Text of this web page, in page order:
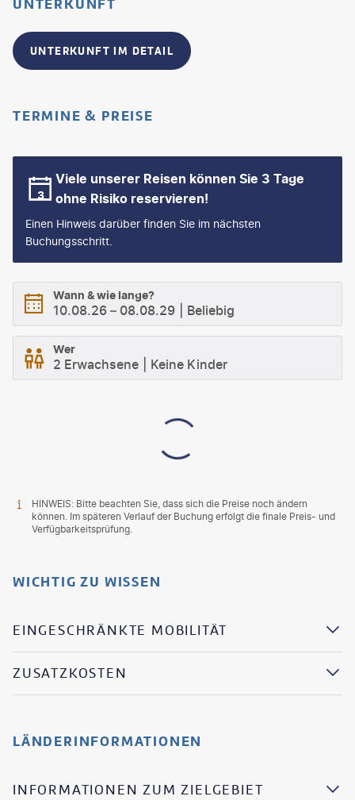
UNTERKUNFT IM DETAIL
TERMINE & PREISE
Viele unserer Reisen können Sie 3 Tage
ohne Risiko reservieren!
Einen Hinweis darüber finden Sie im nächsten
Buchungsschritt.
Wann & wie lange?
10.08.26 – 08.08.29 Beliebig
Wer
2 Erwachsene Keine Kinder
HINWEIS: Bitte beachten Sie, dass sich die Preise noch ändern
können. Im späteren Verlauf der Buchung erfolgt die finale Preis- und
Verfügbarkeitsprüfung.
WICHTIG ZU WISSEN
EINGESCHRÄNKTE MOBILITÄT
ZUSATZKOSTEN
LÄNDERINFORMATIONEN
INFORMATIONEN ZUM ZIELGEBIET